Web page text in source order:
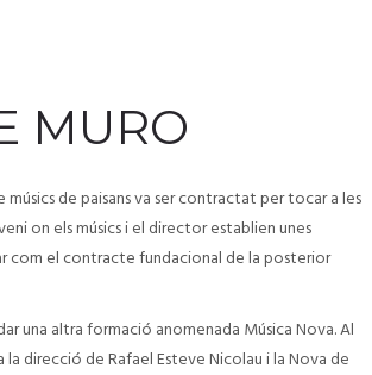
MURO
músics de paisans va ser contractat per tocar a les
on els músics i el director establien unes
com el contracte fundacional de la posterior
una altra formació anomenada Música Nova. Al
direcció de Rafael Esteve Nicolau i la Nova de